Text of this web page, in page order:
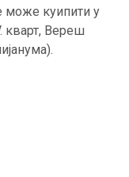
може куипити у
кварт, Вереш